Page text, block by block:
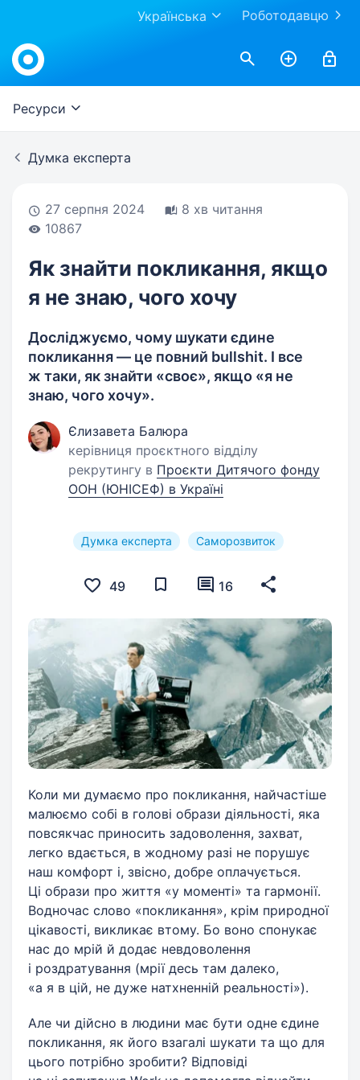
Роботодавцю
Українська
Work.ua
Ресурси
Думка експерта
27 серпня 2024
8 хв читання
10867
Як знайти покликання, якщо
я не знаю, чого хочу
Досліджуємо, чому шукати єдине
покликання — це повний bullshit. І все
ж таки, як знайти «своє», якщо «я не
знаю, чого хочу».
Єлизавета Балюра
керівниця проєктного відділу
рекрутингу в Проєкти Дитячого фонду
ООН (ЮНІСЕФ) в Україні
Думка експерта Саморозвиток
49 16
Коли ми думаємо про покликання, найчастіше
малюємо собі в голові образи діяльності, яка
повсякчас приносить задоволення, захват,
легко вдається, в жодному разі не порушує
наш комфорт і, звісно, добре оплачується.
Ці образи про життя «у моменті» та гармонії.
Водночас слово «покликання», крім природної
цікавості, викликає втому. Бо воно спонукає
нас до мрій й додає невдоволення
і роздратування (мрії десь там далеко,
«а я в цій, не дуже натхненній реальності»).
Але чи дійсно в людини має бути одне єдине
покликання, як його взагалі шукати та що для
цього потрібно зробити? Відповіді